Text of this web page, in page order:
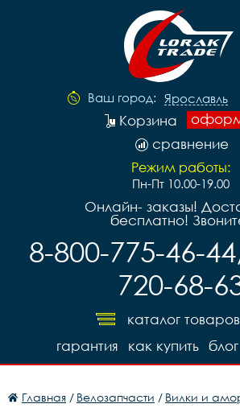
Ваш город: Ярославль
Корзина
сравнение
Режим работы:
Пн-Пт 10.00-19.00
Онлайн- заказы!
бесплатно!
8-800-775-46-
720-68-
каталог товаров
блог
как купить
гарантия
Главная / Велозапчасти / Вилки и